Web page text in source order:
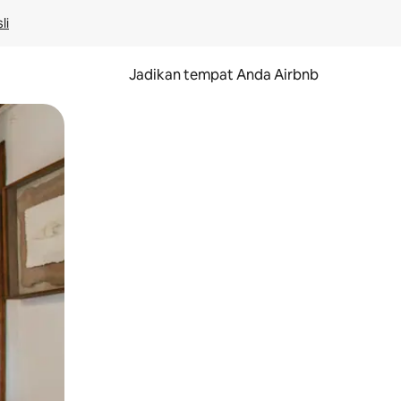
Jadikan tempat Anda Airbnb
menggeser.